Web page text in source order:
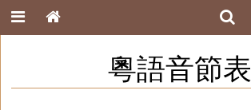
粵語音節表